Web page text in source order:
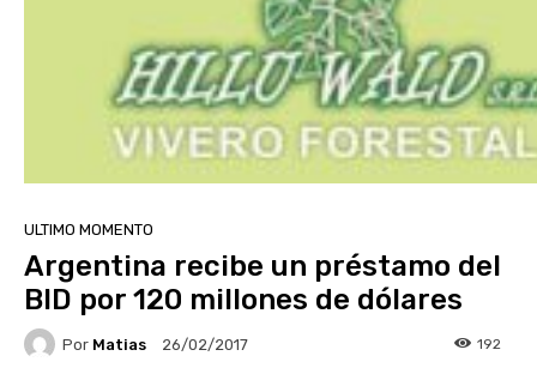
ULTIMO MOMENTO
Argentina recibe un préstamo del
BID por 120 millones de dólares
Por Matias 26/02/2017 192